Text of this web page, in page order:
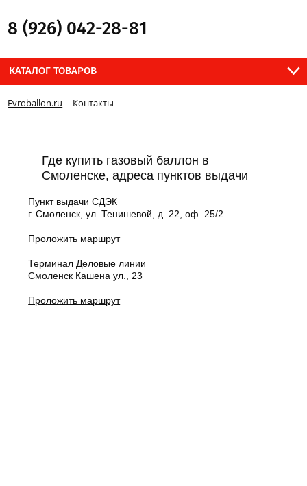
8 (926) 042-28-81
КАТАЛОГ ТОВАРОВ
Evroballon.ru Контакты
Где купить газовый баллон в
Смоленске, адреса пунктов выдачи
Пункт выдачи СДЭК
г. Смоленск, ул. Тенишевой, д. 22, оф. 25/2
Проложить маршрут
Терминал Деловые линии
Смоленск Кашена ул., 23
Проложить маршрут